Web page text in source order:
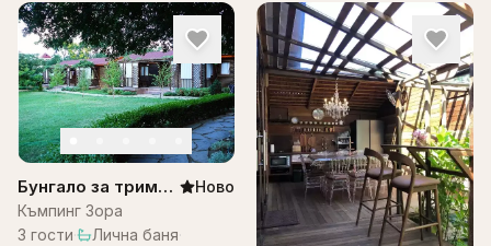
Бунгало за трима
– къмпинг Зора
Ново
Къмпинг Зора
3 гости· Лична баня·